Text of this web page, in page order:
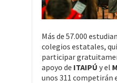
Más de 57.000
colegios estatales,
participar
apoyo de ITAIPÚ y el
unos 311 competirán